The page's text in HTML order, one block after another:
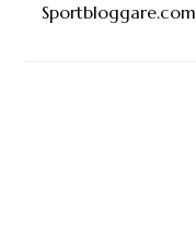
Sportbloggare.com